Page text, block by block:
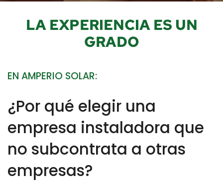
LA EXPERIENCIA ES UN
GRADO
EN AMPERIO SOLAR:
¿Por qué elegir una
empresa instaladora que
no subcontrata a otras
empresas?